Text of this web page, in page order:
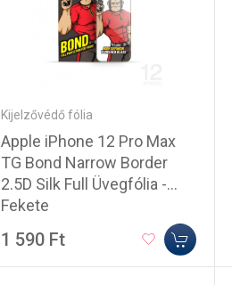
Kijelzővédő fólia
Apple iPhone 12 Pro Max
TG Bond Narrow Border
2.5D Silk Full Üvegfólia -
Fekete
1 590 Ft